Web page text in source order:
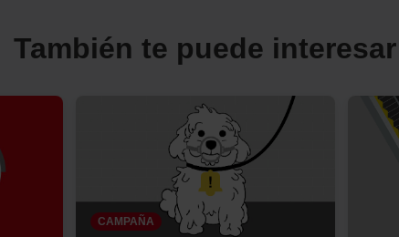
También te puede interesar
CAMPAÑA